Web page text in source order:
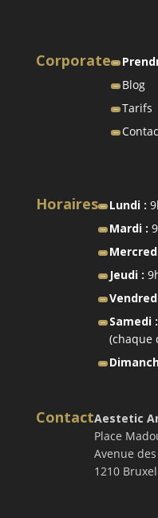
Corporate
Blog
Tarifs
Horaires Lundi :
Mardi :
Jeudi :
Samedi :
(chaque
ContactAestetic
Place
Avenue
1210